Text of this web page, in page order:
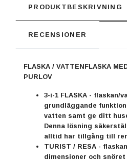
PRODUKTBESKRIVNING
RECENSIONER
FLASKA / VATTENFLASKA
PURLOV
3-i-1 FLASKA - flaskan/
grundläggande
vatten samt ge ditt
Denna lösning
alltid har tillgång till
TURIST / RESA -
dimensioner och